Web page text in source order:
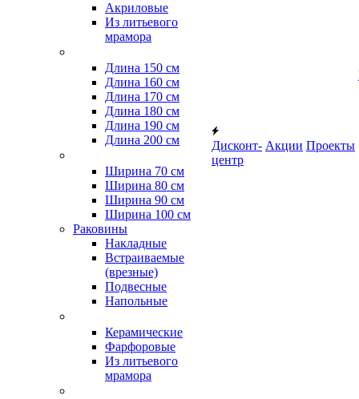
Акриловые
Из литьевого
мрамора
Длина 150 см
Длина 160 см
Длина 170 см
Длина 180 см
Длина 190 см
Длина 200 см
Ширина 70 см
Ширина 80 см
Ширина 90 см
Ширина 100 см
Раковины
Накладные
Встраиваемые
(врезные)
Подвесные
Напольные
Керамические
Фарфоровые
Из литьевого
мрамора
Дисконт-
центр
Акции Проекты